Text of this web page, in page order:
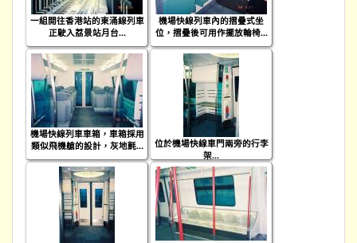
一組開往香港站的東涌線列車
正駛入荔景站月台...
機場快線列車內的摺疊式坐
位，摺疊後可用作擺放輪椅...
機場快線列車車箱，車箱採用
類似飛機艙的設計，灰地氈...
位於機場快線車門兩旁的行李
架...